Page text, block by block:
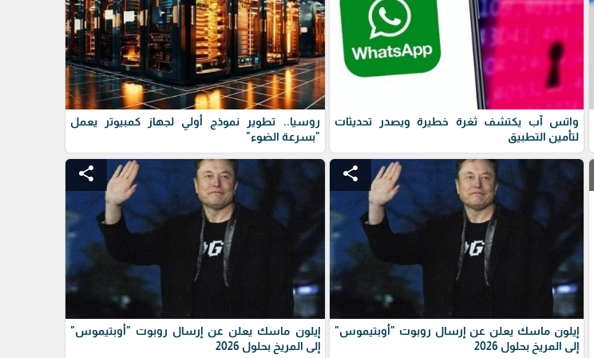
واتس آب يكتشف ثغرة خطيرة ويصدر تحديثات
لتأمين التطبيق
روسيا.. تطوير نموذج أولي لجهاز كمبيوتر يعمل
"بسرعة الضوء"
share
إيلون ماسك يعلن عن إرسال روبوت "أوبتيموس"
إلى المريخ بحلول 2026
share
إيلون ماسك يعلن عن إرسال روبوت "أوبتيموس"
إلى المريخ بحلول 2026